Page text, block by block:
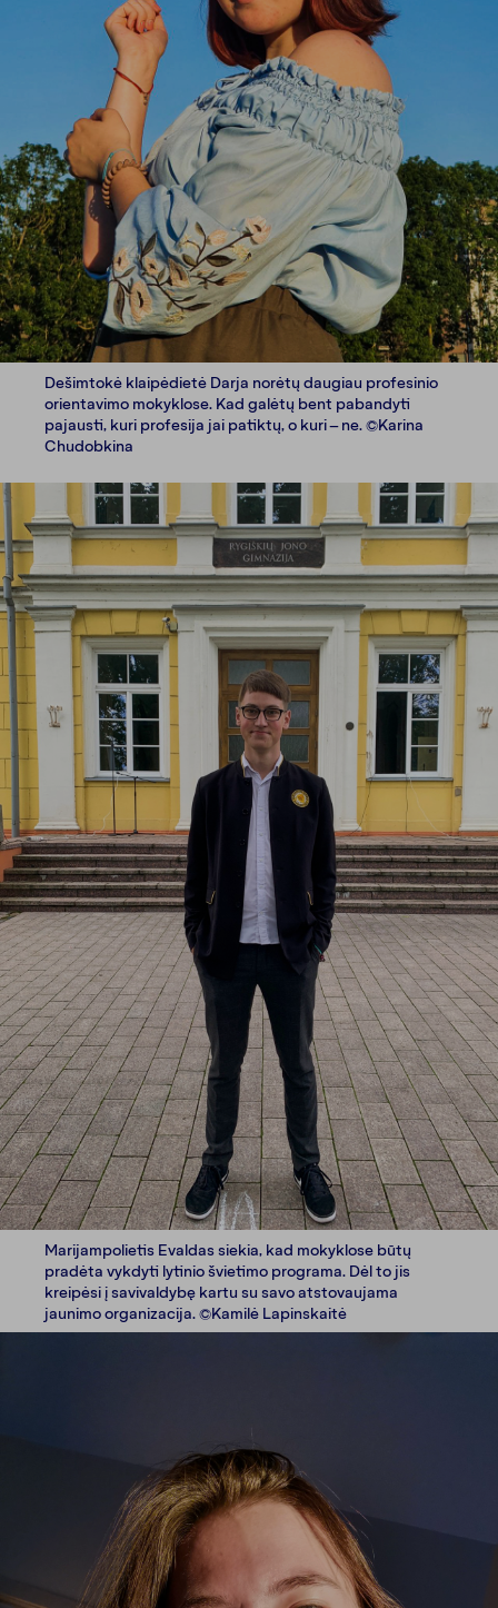
Dešimtokė klaipėdietė Darja norėtų daugiau profesinio
orientavimo mokyklose. Kad galėtų bent pabandyti
pajausti, kuri profesija jai patiktų, o kuri – ne. ©Karina
Chudobkina
Marijampolietis Evaldas siekia, kad mokyklose būtų
pradėta vykdyti lytinio švietimo programa. Dėl to jis
kreipėsi į savivaldybę kartu su savo atstovaujama
jaunimo organizacija. ©Kamilė Lapinskaitė